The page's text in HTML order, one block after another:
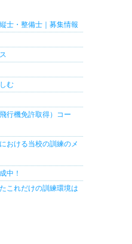
士・整備士｜募集情報
む
行機免許取得）コー
おける当校の訓練のメ
中！
これだけの訓練環境は